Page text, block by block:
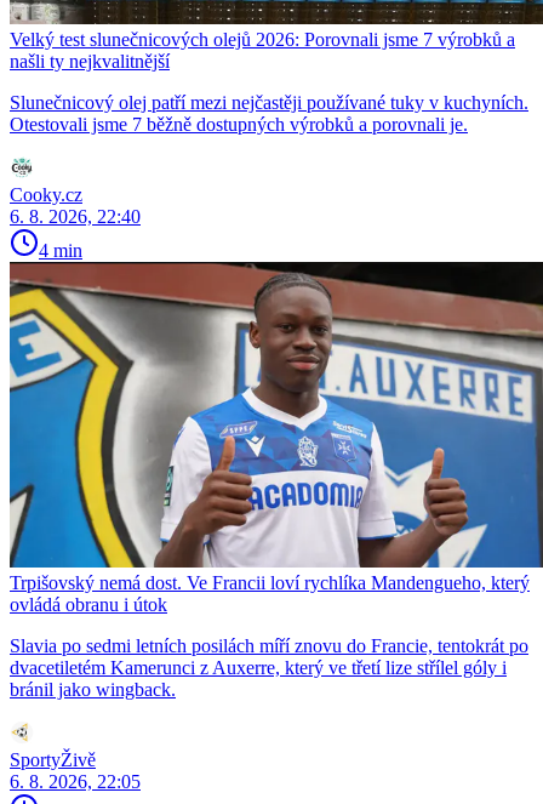
Velký test slunečnicových olejů 2026: Porovnali jsme 7 výrobků a
našli ty nejkvalitnější
Slunečnicový olej patří mezi nejčastěji používané tuky v kuchyních.
Otestovali jsme 7 běžně dostupných výrobků a porovnali je.
Cooky.cz
6. 8. 2026, 22:40
4 min
Trpišovský nemá dost. Ve Francii loví rychlíka Mandengueho, který
ovládá obranu i útok
Slavia po sedmi letních posilách míří znovu do Francie, tentokrát po
dvacetiletém Kamerunci z Auxerre, který ve třetí lize střílel góly i
bránil jako wingback.
SportyŽivě
6. 8. 2026, 22:05